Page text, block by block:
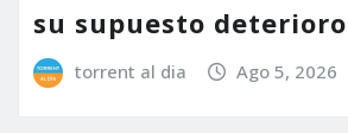
su supuesto deterioro
torrent al dia Ago 5, 2026